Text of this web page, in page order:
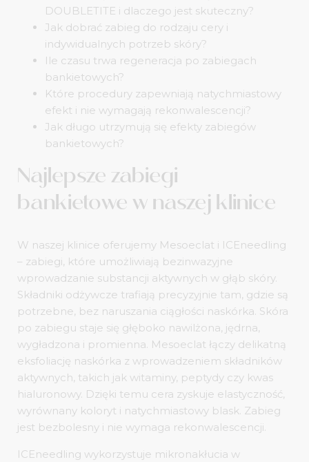
DOUBLETITE i dlaczego jest skuteczny?
Jak dobrać zabieg do rodzaju cery i
indywidualnych potrzeb skóry?
Ile czasu trwa regeneracja po zabiegach
bankietowych?
Które procedury zapewniają natychmiastowy
efekt i nie wymagają rekonwalescencji?
Jak długo utrzymują się efekty zabiegów
bankietowych?
Najlepsze zabiegi
bankietowe w naszej klinice
W naszej klinice oferujemy Mesoeclat i ICEneedling
– zabiegi, które umożliwiają bezinwazyjne
wprowadzanie substancji aktywnych w głąb skóry.
Składniki odżywcze trafiają precyzyjnie tam, gdzie są
potrzebne, bez naruszania ciągłości naskórka. Skóra
po zabiegu staje się głęboko nawilżona, jędrna,
wygładzona i promienna. Mesoeclat łączy delikatną
eksfoliację naskórka z wprowadzeniem składników
aktywnych, takich jak witaminy, peptydy czy kwas
hialuronowy. Dzięki temu cera zyskuje elastyczność,
wyrównany koloryt i natychmiastowy blask. Zabieg
jest bezbolesny i nie wymaga rekonwalescencji.
ICEneedling wykorzystuje mikronakłucia w